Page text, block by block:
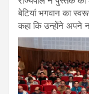
बेटियां भगवान का
कहा कि उन्होंने अपने